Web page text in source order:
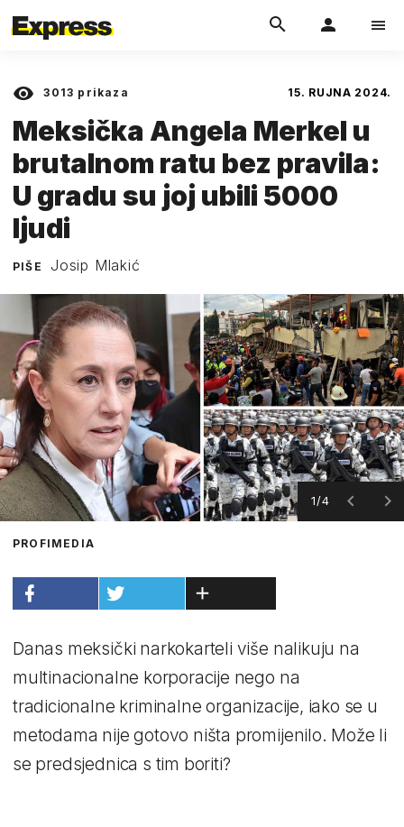
3013 prikaza 15. RUJNA 2024.
Meksička Angela Merkel u
brutalnom ratu bez pravila:
U gradu su joj ubili 5000
ljudi
PIŠE Josip Mlakić
1/4
PROFIMEDIA
Danas meksički narkokarteli više nalikuju na
multinacionalne korporacije nego na
tradicionalne kriminalne organizacije, iako se u
metodama nije gotovo ništa promijenilo. Može li
se predsjednica s tim boriti?